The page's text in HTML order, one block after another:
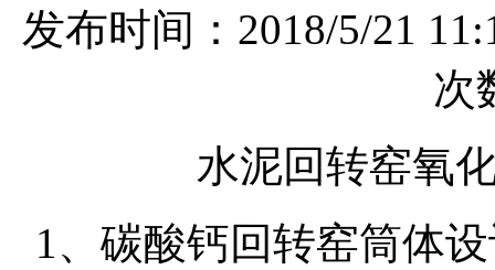
发布时间：2018/5/21
次
水泥回转窑氧
1、碳酸钙回转窑筒体